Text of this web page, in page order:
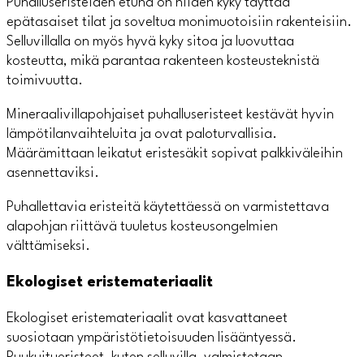
epätasaiset tilat ja soveltua monimuotoisiin rakenteisiin.
Selluvillalla on myös hyvä kyky sitoa ja luovuttaa
kosteutta, mikä parantaa rakenteen kosteusteknistä
toimivuutta.
Mineraalivillapohjaiset puhalluseristeet kestävät hyvin
lämpötilanvaihteluita ja ovat paloturvallisia.
Määrämittaan leikatut eristesäkit sopivat palkkiväleihin
asennettaviksi.
Puhallettavia eristeitä käytettäessä on varmistettava
alapohjan riittävä tuuletus kosteusongelmien
välttämiseksi.
Ekologiset eristemateriaalit
Ekologiset eristemateriaalit ovat kasvattaneet
suosiotaan ympäristötietoisuuden lisääntyessä.